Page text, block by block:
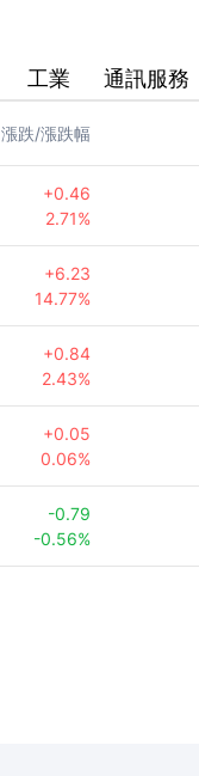
工業 通訊服務
漲跌/漲跌幅
+0.46
2.71%
+6.23
14.77%
+0.84
2.43%
+0.05
0.06%
-0.79
-0.56%